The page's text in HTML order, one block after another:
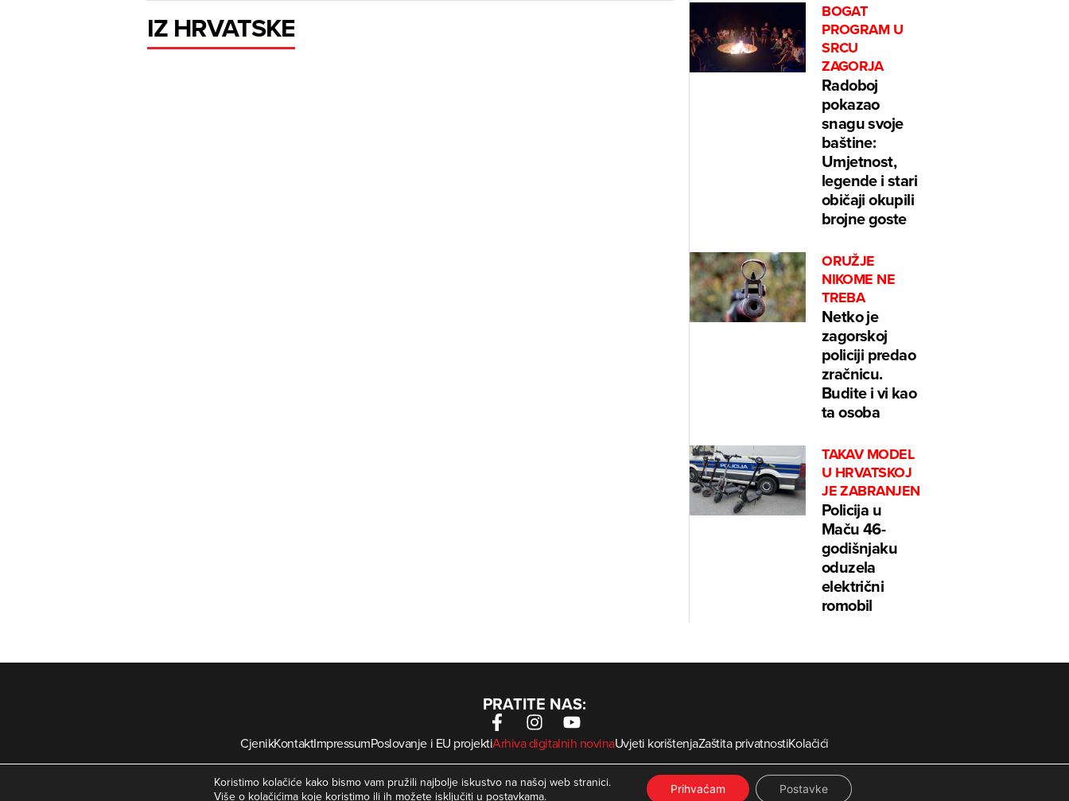
IZ HRVATSKE
BOGAT
PROGRAM U
SRCU
ZAGORJA
Radoboj
pokazao
snagu svoje
baštine:
Umjetnost,
legende i stari
običaji okupili
brojne goste
ORUŽJE
NIKOME NE
TREBA
Netko je
zagorskoj
policiji predao
zračnicu.
Budite i vi kao
ta osoba
TAKAV MODEL
U HRVATSKOJ
JE ZABRANJEN
Policija u
Maču 46-
godišnjaku
oduzela
električni
romobil
PRATITE NAS:
CjenikKontaktImpressumPoslovanje i EU projektiArhiva digitalnih novinaUvjeti korištenjaZaštita privatnostiKolačići
© Zagorje International – Sva prava pridržana | Developed bykrMedia
Koristimo kolačiće kako bismo vam pružili najbolje iskustvo na našoj web stranici.
Više o kolačićima koje koristimo ili ih možete isključiti u postavkama. Prihvaćam Postavke